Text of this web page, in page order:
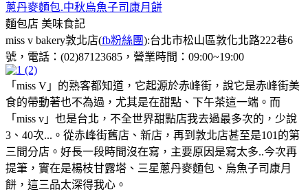
蔥丹麥麵包.中秋烏魚子司康月餅
麵包店 美味食記
miss v bakery敦北店(fb粉絲團):台北市松山區敦化北路222巷6
號，電話：(02)87123685，營業時間：09:00~19:00
「miss V」的熟客都知道，它起源於赤峰街，說它是赤峰街美
食的帶動著也不為過，尤其是在甜點、下午茶這一端。而
「miss v」也是台北，不全世界甜點店我去過最多次的，少說
3、40次...。從赤峰街舊店、新店，再到敦北店甚至是101的第
三間分店。好長一段時間沒在寫，主要原因是寫太多..今次再
提筆，實在是楊枝甘露塔、三星蔥丹麥麵包、烏魚子司康月
餅，這三品太深得我心。